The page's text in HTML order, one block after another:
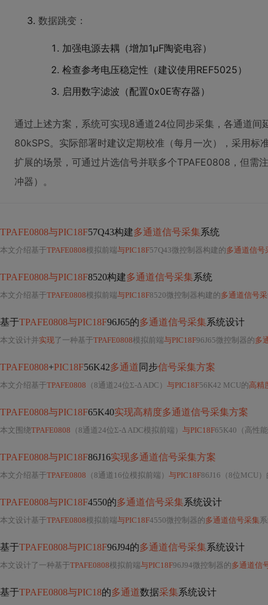
数据跳变：
加强电源去耦（增加1μF陶瓷电容）
检查参考电压稳定性（建议使用REF5025）
启用数字滤波（配置0x0E寄存器）
通过上述方案，系统可实现8通道24位同步采集，各通道间
80kSPS。实际部署时建议定期校准（每月一次），采用标
扩展的场景，可通过片选信号并联多个TPAFE0808，但需
冲器）。
TPAFE0808与PIC18F57Q43构建多通道信号采集系统
本文介绍基于TPAFE0808模拟前端与PIC18F57Q43微控制器构建的多通道信号
TPAFE0808与PIC18F8520构建多通道信号采集系统
本文介绍基于TPAFE0808模拟前端与PIC18F8520微控制器构建的多通道信号
基于TPAFE0808与PIC18F96J65的多通道信号采集系统设计
本文设计并实现了一种基于TPAFE0808模拟前端与PIC18F96J65微控制器的多
TPAFE0808+PIC18F56K42多通道同步信号采集方案
本文介绍基于TPAFE0808 （8通道24位Σ-Δ ADC） 与PIC18F56K42 MCU的高精
TPAFE0808与PIC18F65K40实现高精度多通道信号采集方案
本文围绕TPAFE0808 （8通道24位Σ-Δ ADC模拟前端） 与PIC18F65K40（高性
TPAFE0808与PIC18F86J16实现多通道信号采集方案
本文介绍基于TPAFE0808 （8通道16位模拟前端） 与PIC18F86J16（8位MCU）
TPAFE0808与PIC18F4550的多通道信号采集系统设计
本文设计基于TPAFE0808模拟前端与PIC18F4550微控制器的多通道信号采集系统
基于TPAFE0808与PIC18F96J94的多通道信号采集系统设计
本文设计了一种基于TPAFE0808模拟前端与PIC18F96J94微控制器的多通道信
基于TPAFE0808与PIC18的多通道数据采集系统设计